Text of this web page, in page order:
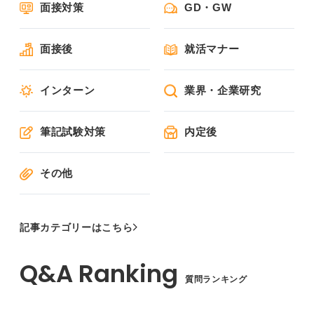
面接対策 GD・GW
面接後 就活マナー
インターン 業界・企業研究
筆記試験対策 内定後
その他
記事カテゴリーはこちら
質問ランキング